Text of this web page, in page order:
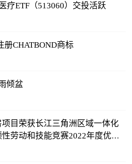
疗ETF（513060）交投活跃
CHATBOND商标
倾盆
目荣获长江三角洲区域一体化
劳动和技能竞赛2022年度优秀